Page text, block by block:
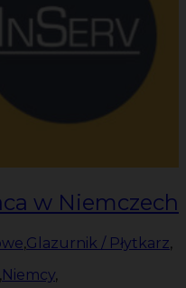
w Niemczech
,Glazurnik / Płytkarz,
,Niemcy,